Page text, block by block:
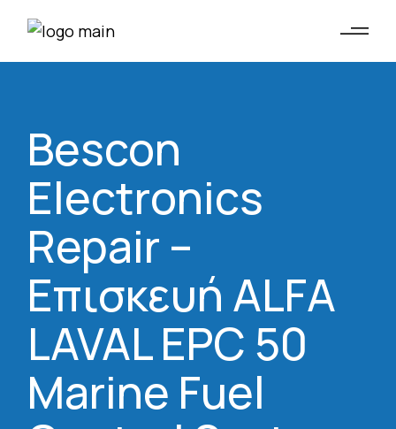
Bescon
Electronics
Repair –
Επισκευή ALFA
LAVAL EPC 50
Marine Fuel